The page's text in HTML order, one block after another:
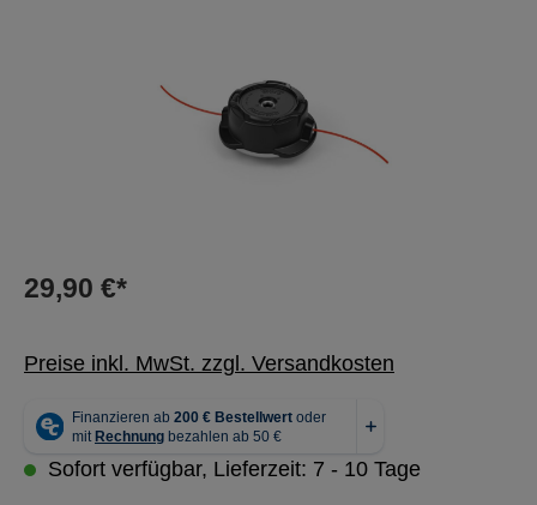
29,90 €*
Preise inkl. MwSt. zzgl. Versandkosten
Sofort verfügbar, Lieferzeit: 7 - 10 Tage